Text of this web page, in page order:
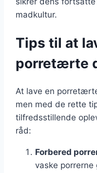
madkultur.
Tips til at
porretærte
At lave en
men med de rette
tilfredsstillende
råd:
Forbered
vaske